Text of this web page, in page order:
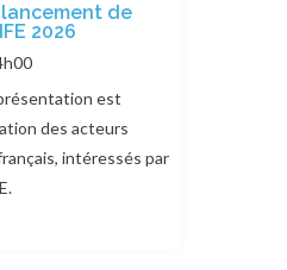
de
2026
est
des acteurs
intéressés par